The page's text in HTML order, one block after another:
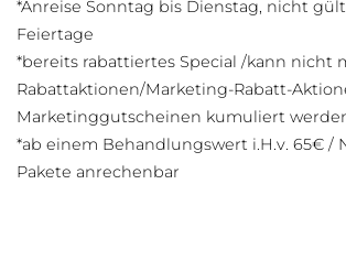
*Anreise Sonntag bis Dienstag, nicht
Feiertage
*bereits rabattiertes Special /kann nicht
Rabattaktionen/Marketing-Rabatt-
Marketinggutscheinen kumuliert
*ab einem Behandlungswert i.H.v. 65€ /
Pakete anrechenbar